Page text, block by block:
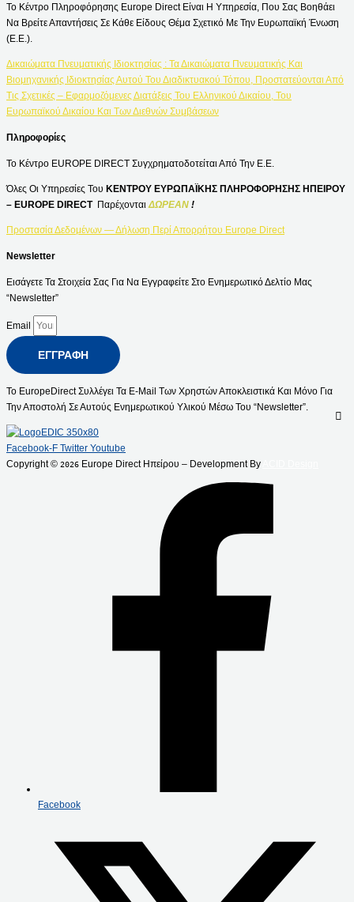
Το Κέντρο Πληροφόρησης Europe Direct Είναι Η Υπηρεσία, Που Σας Βοηθάει
Να Βρείτε Απαντήσεις Σε Κάθε Είδους Θέμα Σχετικό Με Την Ευρωπαϊκή Ένωση
(Ε.Ε.).
Δικαιώματα Πνευματικής Ιδιοκτησίας : Τα Δικαιώματα Πνευματικής Και
Βιομηχανικής Ιδιοκτησίας Αυτού Του Διαδικτυακού Τόπου, Προστατεύονται Από
Τις Σχετικές – Εφαρμοζόμενες Διατάξεις Του Ελληνικού Δικαίου, Του
Ευρωπαϊκού Δικαίου Και Των Διεθνών Συμβάσεων
Πληροφορίες
Το Κέντρο EUROPE DIRECT Συγχρηματοδοτείται Από Την Ε.Ε.
Όλες Οι Υπηρεσίες Του ΚΕΝΤΡΟΥ ΕΥΡΩΠΑΪΚΗΣ ΠΛΗΡΟΦΟΡΗΣΗΣ ΗΠΕΙΡΟΥ
– EUROPE DIRECT Παρέχονται ΔΩΡΕΑΝ !
Προστασία Δεδομένων — Δήλωση Περί Απορρήτου Europe Direct
Newsletter
Εισάγετε Τα Στοιχεία Σας Για Να Εγγραφείτε Στο Ενημερωτικό Δελτίο Μας
“Newsletter”
Email
ΕΓΓΡΑΦΉ
Το EuropeDirect Συλλέγει Τα E-Mail Των Χρηστών Αποκλειστικά Και Μόνο Για
Την Αποστολή Σε Αυτούς Ενημερωτικού Υλικού Μέσω Του “Newsletter”.
Facebook-F Twitter Youtube
Copyright © 2026 Europe Direct Ηπείρου – Development By
Facebook